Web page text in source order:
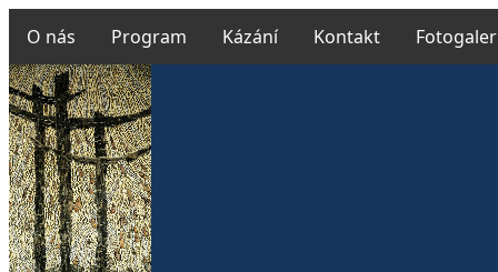
O nás Program Kázání Kontakt